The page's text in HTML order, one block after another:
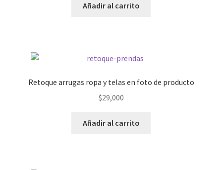
Añadir al carrito
Retoque arrugas ropa y telas en foto de producto
$29,000
Añadir al carrito